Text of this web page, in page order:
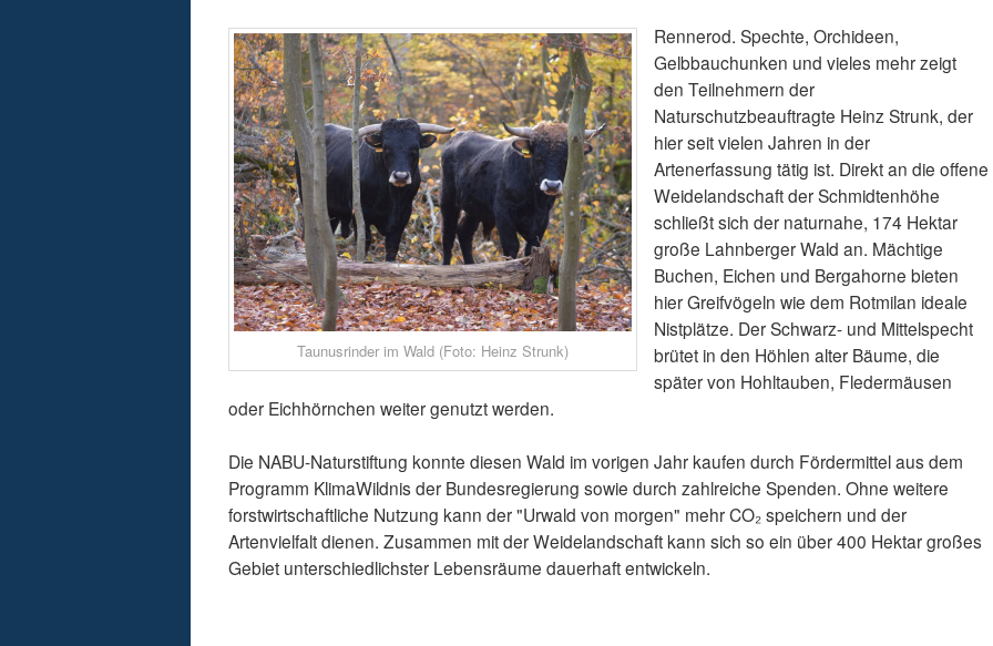
Taunusrinder im Wald (Foto: Heinz Strunk)
Rennerod. Spechte, Orchideen,
Gelbbauchunken und vieles mehr zeigt
den Teilnehmern der
Naturschutzbeauftragte Heinz Strunk, der
hier seit vielen Jahren in der
Artenerfassung tätig ist. Direkt an die offene
Weidelandschaft der Schmidtenhöhe
schließt sich der naturnahe, 174 Hektar
große Lahnberger Wald an. Mächtige
Buchen, Eichen und Bergahorne bieten
hier Greifvögeln wie dem Rotmilan ideale
Nistplätze. Der Schwarz- und Mittelspecht
brütet in den Höhlen alter Bäume, die
später von Hohltauben, Fledermäusen
oder Eichhörnchen weiter genutzt werden.
Die NABU-Naturstiftung konnte diesen Wald im vorigen Jahr kaufen durch Fördermittel aus dem
Programm KlimaWildnis der Bundesregierung sowie durch zahlreiche Spenden. Ohne weitere
forstwirtschaftliche Nutzung kann der "Urwald von morgen" mehr CO₂ speichern und der
Artenvielfalt dienen. Zusammen mit der Weidelandschaft kann sich so ein über 400 Hektar großes
Gebiet unterschiedlichster Lebensräume dauerhaft entwickeln.